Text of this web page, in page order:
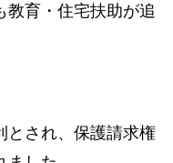
教育・住宅扶助が追
とされ、保護請求権